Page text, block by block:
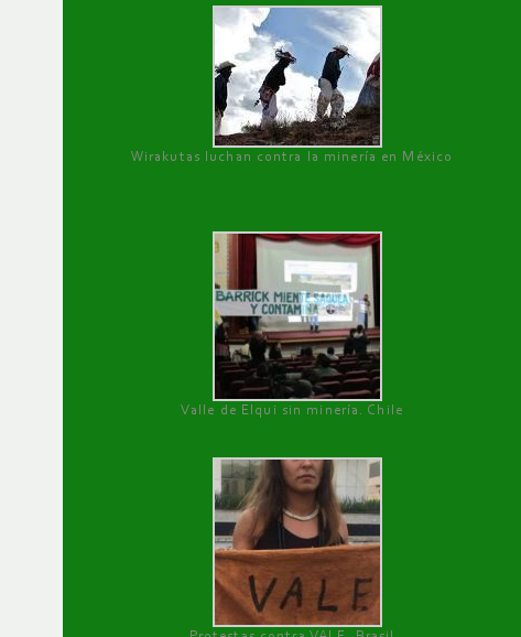
Wirakutas luchan contra la minería en México
Valle de Elqui sin minería. Chile